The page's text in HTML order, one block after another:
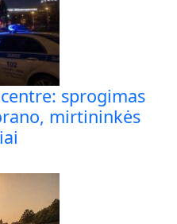
sprogimas
mirtininkės